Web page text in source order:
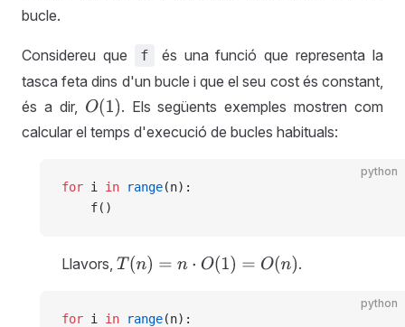
bucle.
Considereu que f
és una funció que representa la
tasca feta dins d'un bucle i que el seu cost és constant,
és a dir, O(1) . Els següents exemples mostren com
calcular el temps d'execució de bucles habituals:
python
for i in range(n):
    f()
Llavors, T (n)= n·O(1 ) =O(n) .
python
for i in range(n):